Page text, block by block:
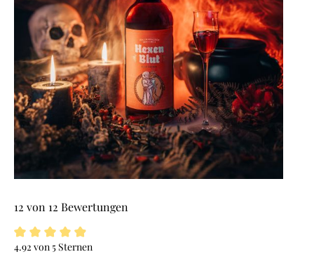
12 von 12 Bewertungen
4.9 von 5 Sternen
4.92 von 5 Sternen